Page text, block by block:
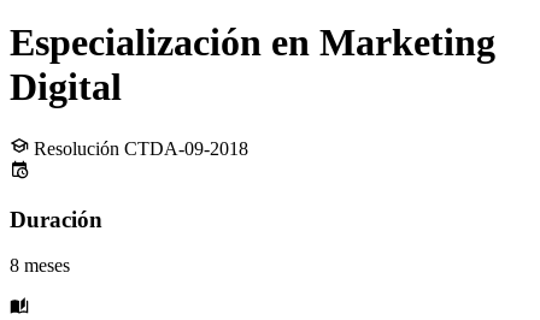
Especialización en Marketing
Digital
Resolución CTDA-09-2018
Duración
8 meses